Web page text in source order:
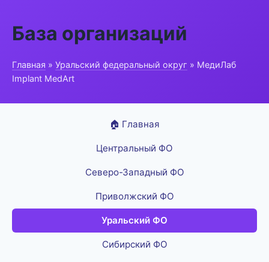
База организаций
Главная » Уральский федеральный округ » МедиЛаб
Implant MedArt
🏠 Главная
Центральный ФО
Северо-Западный ФО
Приволжский ФО
Уральский ФО
Сибирский ФО